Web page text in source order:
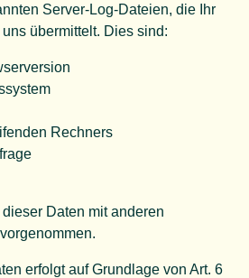
Server-Log-Dateien, die Ihr
übermittelt. Dies sind:
Rechners
Daten mit anderen
erfolgt auf Grundlage von Art. 6